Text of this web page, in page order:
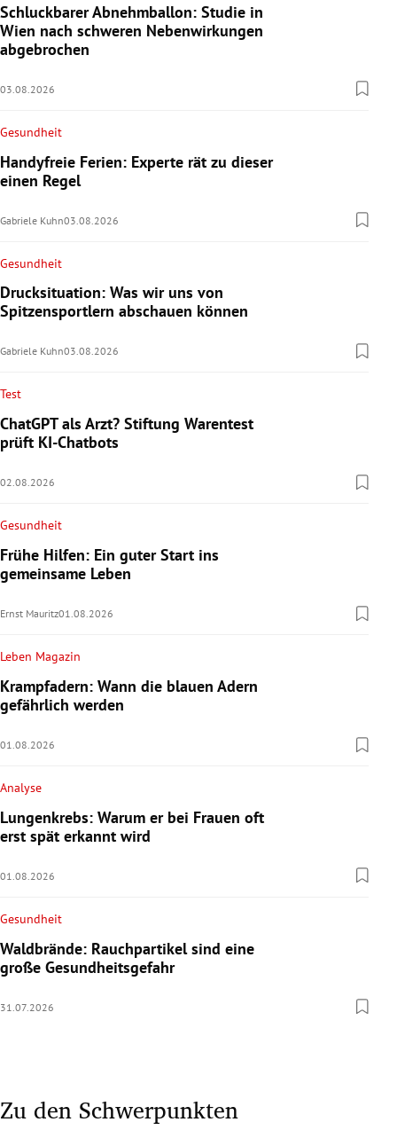
Schluckbarer Abnehmballon: Studie in
Wien nach schweren Nebenwirkungen
abgebrochen
03.08.2026
Gesundheit
Handyfreie Ferien: Experte rät zu dieser
einen Regel
Gabriele Kuhn03.08.2026
Gesundheit
Drucksituation: Was wir uns von
Spitzensportlern abschauen können
Gabriele Kuhn03.08.2026
Test
ChatGPT als Arzt? Stiftung Warentest
prüft KI-Chatbots
02.08.2026
Gesundheit
Frühe Hilfen: Ein guter Start ins
gemeinsame Leben
Ernst Mauritz01.08.2026
Leben Magazin
Krampfadern: Wann die blauen Adern
gefährlich werden
01.08.2026
Analyse
Lungenkrebs: Warum er bei Frauen oft
erst spät erkannt wird
01.08.2026
Gesundheit
Waldbrände: Rauchpartikel sind eine
große Gesundheitsgefahr
31.07.2026
Zu den Schwerpunkten